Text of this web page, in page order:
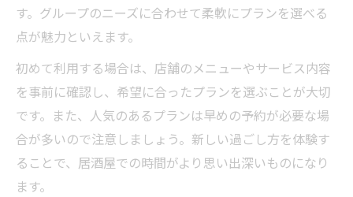
す。グループのニーズに合わせて柔軟にプランを選べる
点が魅力といえます。
初めて利用する場合は、店舗のメニューやサービス内容
を事前に確認し、希望に合ったプランを選ぶことが大切
です。また、人気のあるプランは早めの予約が必要な場
合が多いので注意しましょう。新しい過ごし方を体験す
ることで、居酒屋での時間がより思い出深いものになり
ます。